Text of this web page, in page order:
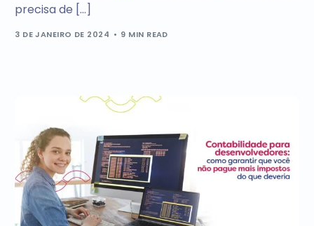
precisa de […]
3 DE JANEIRO DE 2024 9 MIN READ